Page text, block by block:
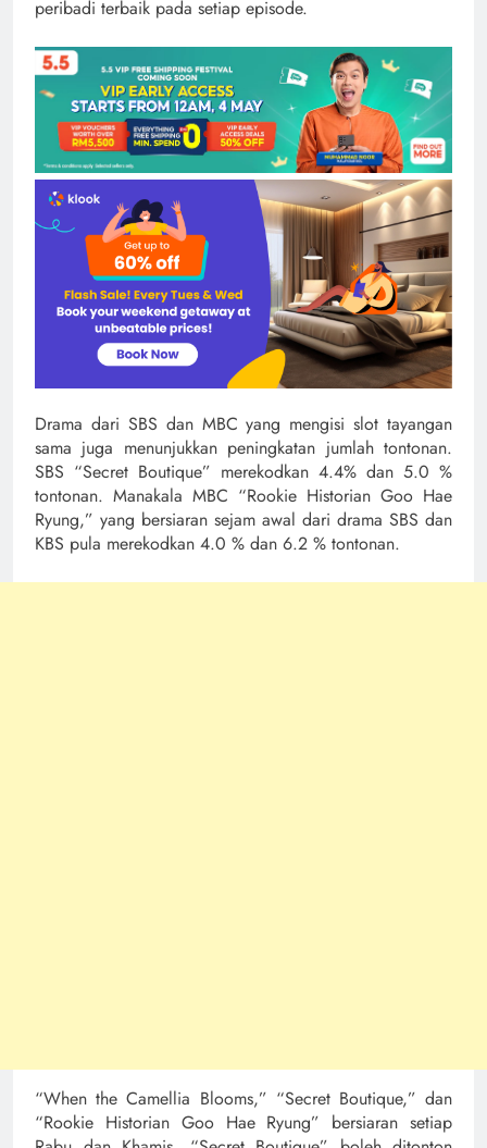
peribadi terbaik pada setiap episode.
Drama dari SBS dan MBC yang mengisi slot tayangan
sama juga menunjukkan peningkatan jumlah tontonan.
SBS “Secret Boutique” merekodkan 4.4% dan 5.0 %
tontonan. Manakala MBC “Rookie Historian Goo Hae
Ryung,” yang bersiaran sejam awal dari drama SBS dan
KBS pula merekodkan 4.0 % dan 6.2 % tontonan.
“When the Camellia Blooms,” “Secret Boutique,” dan
“Rookie Historian Goo Hae Ryung” bersiaran setiap